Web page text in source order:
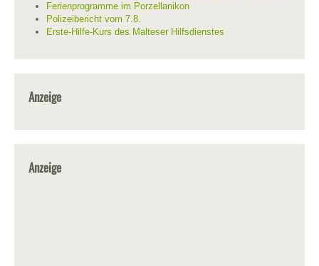
Ferienprogramme im Porzellanikon
Polizeibericht vom 7.8.
Erste-Hilfe-Kurs des Malteser Hilfsdienstes
Anzeige
Anzeige